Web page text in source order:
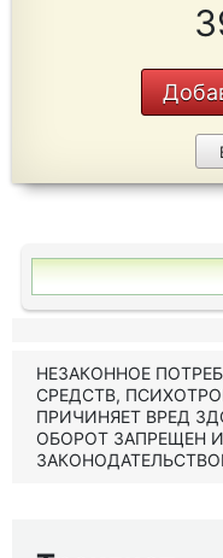
НЕЗАКОННОЕ
СРЕДСТВ,
ПРИЧИНЯЕТ ВРЕД
ОБОРОТ ЗАПРЕЩЕН